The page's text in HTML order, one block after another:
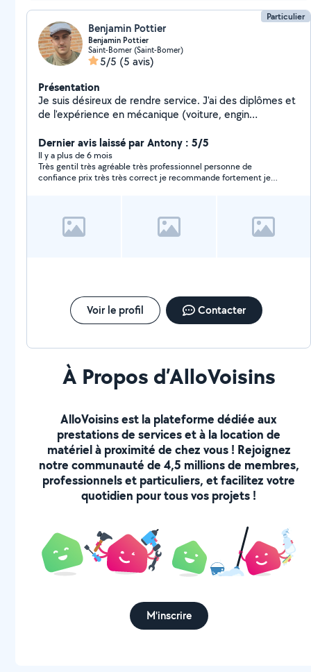
Particulier
Benjamin Pottier
Benjamin Pottier
Saint-Bomer (Saint-Bomer)
5/5 (5 avis)
Présentation
Je suis désireux de rendre service. J'ai des diplômes et
de l'expérience en mécanique (voiture, engin
donner des cours pour débutants. Je peux aussi aider à
l' entretien des espaces verts, au déménagement ... Je
sais également faire des petits travaux d'électricité.
N'hésitez pas, je rends service avec plaisir !
Dernier avis laissé par Antony : 5/5
Il y a plus de 6 mois
Très gentil très agréable très professionnel personne de
confiance prix très très correct je recommande fortement je
Voir le profil Contacter
À Propos d’AlloVoisins
AlloVoisins est la plateforme dédiée aux
prestations de services et à la location de
matériel à proximité de chez vous ! Rejoignez
notre communauté de 4,5 millions de membres,
professionnels et particuliers, et facilitez votre
quotidien pour tous vos projets !
M'inscrire